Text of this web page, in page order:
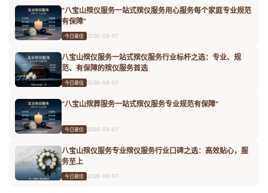
“八宝山殡仪服务一站式殡仪服务用心服务每个家庭专业规范
有保障”
今日最佳 2026-08-07
八宝山殡仪服务一站式殡仪服务行业标杆之选：专业、规
范、有保障的殡仪服务首选
今日最佳 2026-08-07
“八宝山殡葬服务一站式殡仪服务专业规范有保障”
今日最佳 2026-08-07
八宝山殡仪服务专业殡仪服务行业口碑之选：高效贴心，服
务至上
今日最佳 2026-08-07